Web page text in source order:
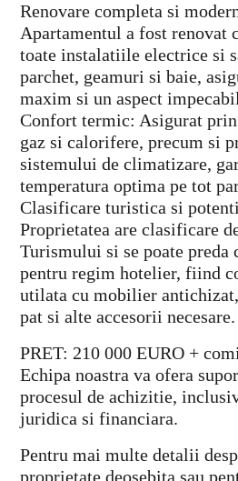
Renovare completa si
Apartamentul a fost renovat
toate instalatiile electrice si
parchet, geamuri si baie,
maxim si un aspect
Confort termic: Asigurat
gaz si calorifere, precum si
sistemului de climatizare,
temperatura optima pe tot
Clasificare turistica si
Proprietatea are clasificare
Turismului si se poate preda
pentru regim hotelier, fiind
utilata cu mobilier
pat si alte accesorii necesare.
PRET: 210 000 EURO +
Echipa noastra va ofera
procesul de achizitie,
juridica si financiara.
Pentru mai multe detalii
proprietate deosebita sau